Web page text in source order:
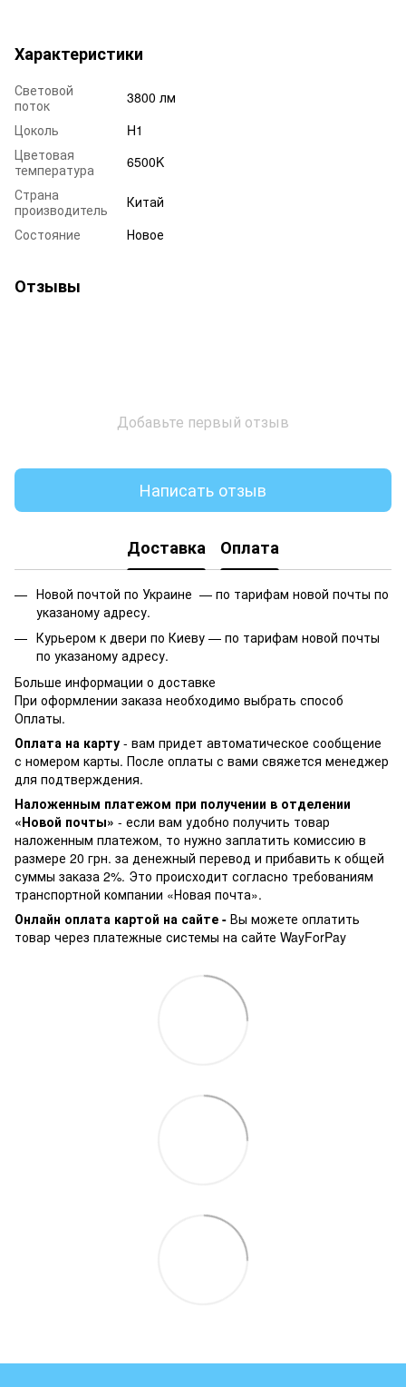
Характеристики
Световой
поток
3800 лм
Цоколь
H1
Цветовая
температура
6500K
Страна
производитель
Китай
Состояние
Новое
Отзывы
Добавьте первый отзыв
Написать отзыв
Доставка Оплата
Новой почтой по Украине — по тарифам новой почты по
указаному адресу.
Курьером к двери по Киеву — по тарифам новой почты
по указаному адресу.
Больше информации о доставке
При оформлении заказа необходимо выбрать способ
Оплаты.
Оплата на карту - вам придет автоматическое сообщение
с номером карты. После оплаты с вами свяжется менеджер
для подтверждения.
Наложенным платежом при получении в отделении
«Новой почты» - если вам удобно получить товар
наложенным платежом, то нужно заплатить комиссию в
размере 20 грн. за денежный перевод и прибавить к общей
суммы заказа 2%. Это происходит согласно требованиям
транспортной компании «Новая почта».
Онлайн оплата картой на сайте - Вы можете оплатить
товар через платежные системы на сайте WayForPay